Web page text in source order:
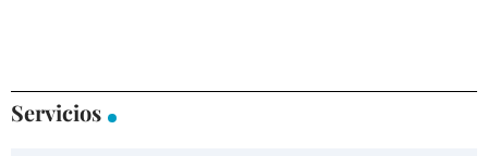
Servicios